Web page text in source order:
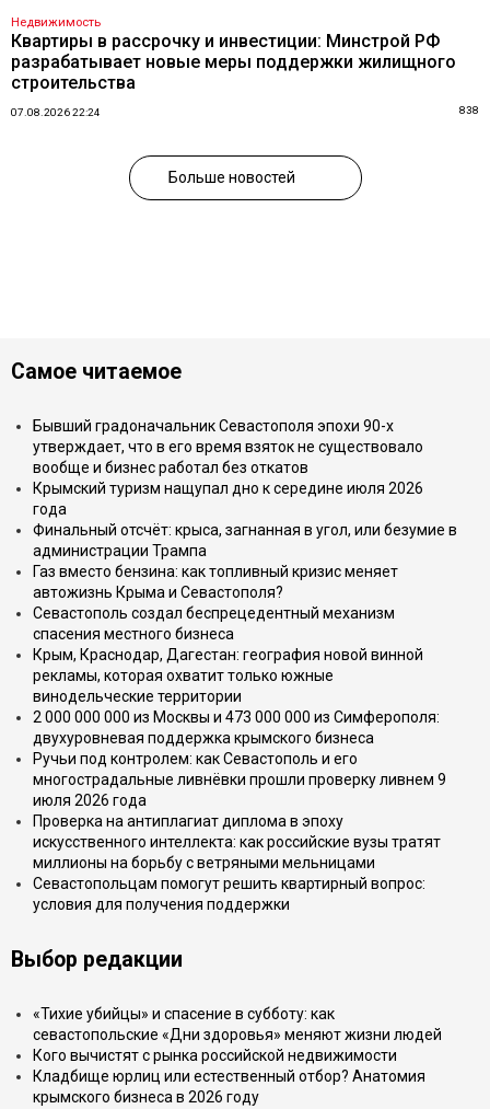
Недвижимость
Квартиры в рассрочку и инвестиции: Минстрой РФ
разрабатывает новые меры поддержки жилищного
строительства
07.08.2026 22:24 838
Больше новостей
Самое читаемое
Бывший градоначальник Севастополя эпохи 90-х
утверждает, что в его время взяток не существовало
вообще и бизнес работал без откатов
Крымский туризм нащупал дно к середине июля 2026
года
Финальный отсчёт: крыса, загнанная в угол, или безумие в
администрации Трампа
Газ вместо бензина: как топливный кризис меняет
автожизнь Крыма и Севастополя?
Севастополь создал беспрецедентный механизм
спасения местного бизнеса
Крым, Краснодар, Дагестан: география новой винной
рекламы, которая охватит только южные
винодельческие территории
2 000 000 000 из Москвы и 473 000 000 из Симферополя:
двухуровневая поддержка крымского бизнеса
Ручьи под контролем: как Севастополь и его
многострадальные ливнёвки прошли проверку ливнем 9
июля 2026 года
Проверка на антиплагиат диплома в эпоху
искусственного интеллекта: как российские вузы тратят
миллионы на борьбу с ветряными мельницами
Севастопольцам помогут решить квартирный вопрос:
условия для получения поддержки
Выбор редакции
«Тихие убийцы» и спасение в субботу: как
севастопольские «Дни здоровья» меняют жизни людей
Кого вычистят с рынка российской недвижимости
Кладбище юрлиц или естественный отбор? Анатомия
крымского бизнеса в 2026 году